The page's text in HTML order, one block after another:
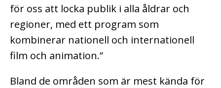
för oss att locka publik i alla åldrar och
regioner, med ett program som
kombinerar nationell och internationell
film och animation.”
Bland de områden som är mest kända för